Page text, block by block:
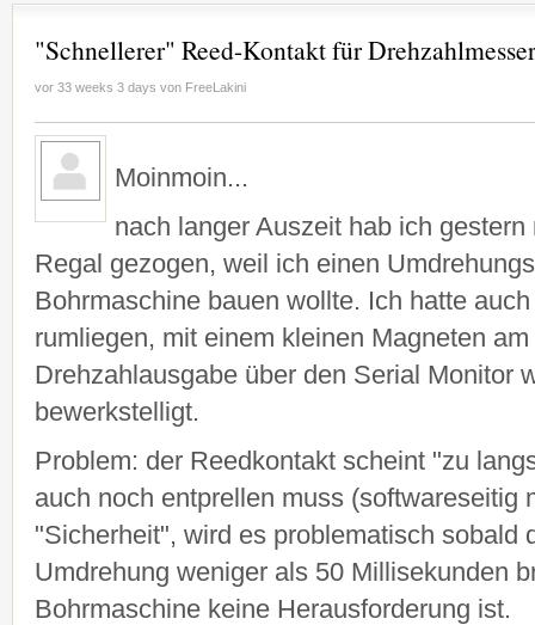
"Schnellerer" Reed-Kontakt für
vor 33 weeks 3 days von FreeLakini
Moinmoin...
nach langer Auszeit hab ich
Regal gezogen, weil ich einen
Bohrmaschine bauen wollte. Ich hatte
rumliegen, mit einem kleinen Magneten
Drehzahlausgabe über den Serial Monitor
bewerkstelligt.
Problem: der Reedkontakt scheint "zu
auch noch entprellen muss (softwareseitig
"Sicherheit", wird es problematisch sobald
Umdrehung weniger als 50 Millisekunden
Bohrmaschine keine Herausforderung ist.